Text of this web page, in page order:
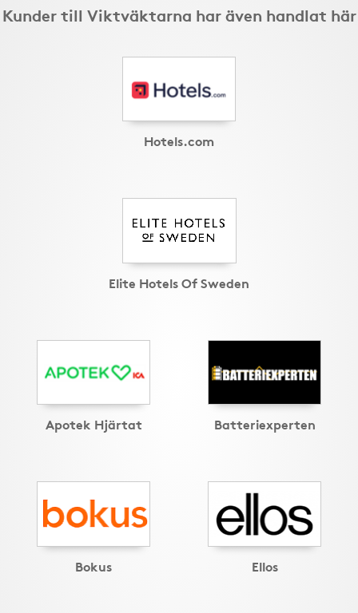
Kunder till Viktväktarna har även handlat här
Hotels.com
Elite Hotels Of Sweden
Apotek Hjärtat Batteriexperten
Bokus Ellos